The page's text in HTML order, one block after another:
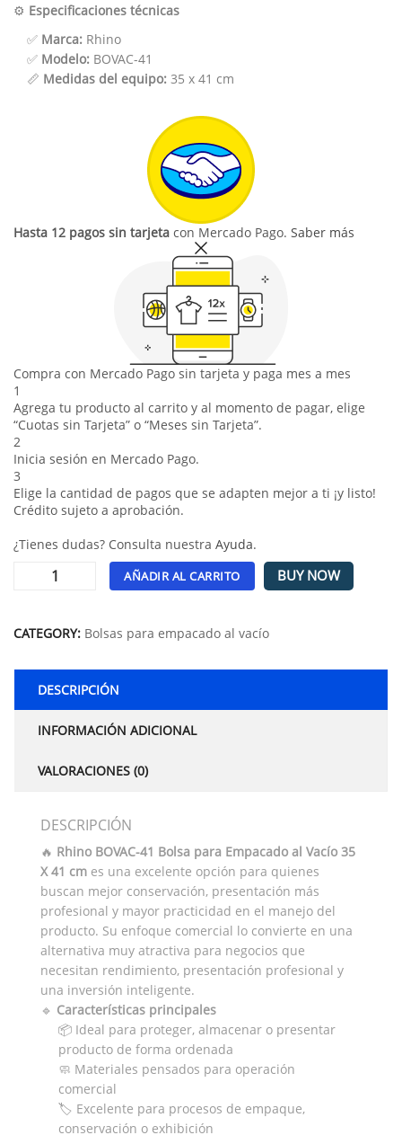
⚙️ Especificaciones técnicas
✅ Marca: Rhino
✅ Modelo: BOVAC-41
📏 Medidas del equipo: 35 x 41 cm
Hasta 12 pagos sin tarjeta con Mercado Pago. Saber más
Compra con Mercado Pago sin tarjeta y paga mes a mes
1
Agrega tu producto al carrito y al momento de pagar, elige
“Cuotas sin Tarjeta” o “Meses sin Tarjeta”.
2
Inicia sesión en Mercado Pago.
3
Elige la cantidad de pagos que se adapten mejor a ti ¡y listo!
Crédito sujeto a aprobación.
¿Tienes dudas? Consulta nuestra Ayuda.
AÑADIR AL CARRITO BUY NOW
CATEGORY: Bolsas para empacado al vacío
DESCRIPCIÓN
INFORMACIÓN ADICIONAL
VALORACIONES (0)
DESCRIPCIÓN
🔥 Rhino BOVAC-41 Bolsa para Empacado al Vacío 35
X 41 cm es una excelente opción para quienes
buscan mejor conservación, presentación más
profesional y mayor practicidad en el manejo del
producto. Su enfoque comercial lo convierte en una
alternativa muy atractiva para negocios que
necesitan rendimiento, presentación profesional y
una inversión inteligente.
🔹 Características principales
📦 Ideal para proteger, almacenar o presentar
producto de forma ordenada
🧼 Materiales pensados para operación
comercial
🏷️ Excelente para procesos de empaque,
conservación o exhibición